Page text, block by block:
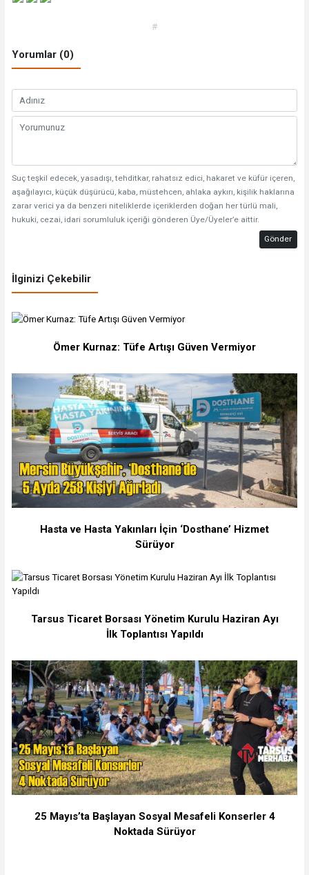
#
Yorumlar (0)
Suç teşkil edecek, yasadışı, tehditkar, rahatsız edici, hakaret ve küfür içeren,
aşağılayıcı, küçük düşürücü, kaba, müstehcen, ahlaka aykırı, kişilik haklarına
zarar verici ya da benzeri niteliklerde içeriklerden doğan her türlü mali,
hukuki, cezai, idari sorumluluk içeriği gönderen Üye/Üyeler’e aittir.
Gönder
İlginizi Çekebilir
Ömer Kurnaz: Tüfe Artışı Güven Vermiyor
Hasta ve Hasta Yakınları İçin ‘Dosthane’ Hizmet
Sürüyor
Tarsus Ticaret Borsası Yönetim Kurulu Haziran Ayı
İlk Toplantısı Yapıldı
25 Mayıs’ta Başlayan Sosyal Mesafeli Konserler 4
Noktada Sürüyor